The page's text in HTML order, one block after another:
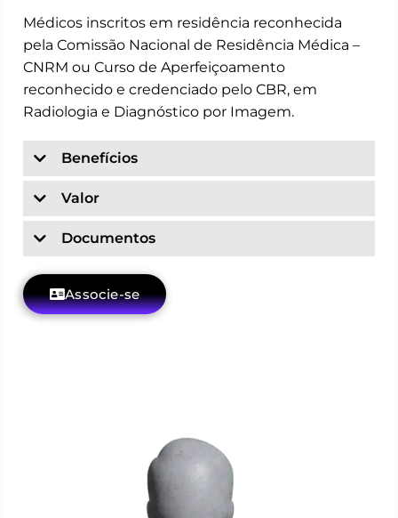
Médicos inscritos em residência reconhecida
pela Comissão Nacional de Residência Médica –
CNRM ou Curso de Aperfeiçoamento
reconhecido e credenciado pelo CBR, em
Radiologia e Diagnóstico por Imagem.
Benefícios
Valor
Documentos
Associe-se